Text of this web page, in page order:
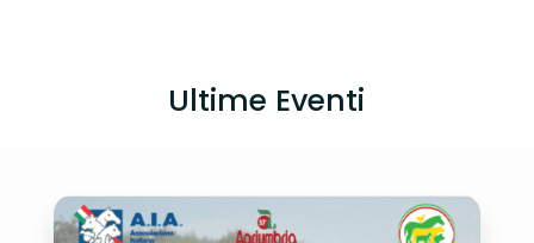
Ultime Eventi